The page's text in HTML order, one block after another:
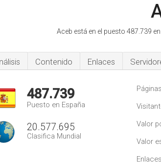
Aceb está en el puesto 487.739 en
Contenido Enlaces
487.739
Puesto en España
20.577.695
Clasifica Mundial
Valor
Valor